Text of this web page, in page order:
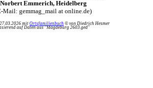
Norbert Emmerich, Heidelberg
Mail: gemmag_mail at online.de)
mit Ortsfamilienbuch © von Diedrich Hesmer
auf Daten aus "Magdeburg 2603.ged"